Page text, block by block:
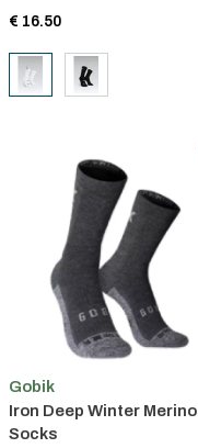
€ 16.50
Gobik
Iron Deep Winter Merino
Socks